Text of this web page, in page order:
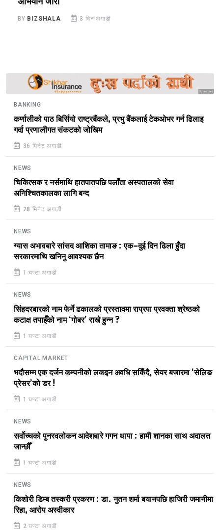
अभियान जारी
BY BIZSHALA 3 दिन अगाडी
Sponsored
BANKING
कर्णालीको पाठ बिर्सियो राष्ट्रबैंकले, प्रभु बैंकलाई टेकओभर गर्न ढिलाइ
गर्दा प्रणालीगत संकटको जोखिम
36 मिनेट अगाडी
NEWS
चिकित्सक र नर्समाथि हातपातपछि पलाँता अस्पतालको सेवा
अनिश्चितकालका लागि बन्द
28 मिनेट अगाडी
NEWS
ग्यास अभावबारे सांसद आशिका तामाङ : एक–दुई दिन ढिला हुँदा
सरकारमाथि खनिनु आवश्यक छैन
1 घण्टा अगाडी
NEWS
सिंहदरबारको नाम फेर्ने ढकालको प्रस्तावमा राप्रपा प्रवक्ता श्रेष्ठको
कटाक्ष तपाईँको नाम ‘गोबर’ राखे हुन्न ?
1 घण्टा अगाडी
CAPITAL MARKET
भदौसम्म एक दर्जन कम्पनीको लकइन अवधि सकिँदै, सेयर बजारमा ‘सेलिङ
प्रेसर’को डर !
1 घण्टा अगाडी
NEWS
सर्वोच्चको पुनरवलोकन आदेशबारे गगन थापा : हामी शानका साथ अदालत
जान्छौँ
1 घण्टा अगाडी
NEWS
किशोरी डिम्ब तस्करी प्रकरण : डा. नुतन शर्मा बयानपछि हाजिरी जमानीमा
रिहा, आरोप अस्वीकार
2 घण्टा अगाडी